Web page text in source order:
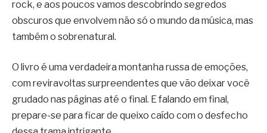
rock, e aos poucos vamos descobrindo segredos
obscuros que envolvem não só o mundo da música, mas
também o sobrenatural.
O livro é uma verdadeira montanha russa de emoções,
com reviravoltas surpreendentes que vão deixar você
grudado nas páginas até o final. E falando em final,
prepare-se para ficar de queixo caído com o desfecho